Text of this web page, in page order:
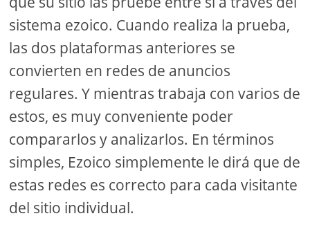
sistema ezoico. Cuando realiza la prueba,
las dos plataformas anteriores se
convierten en redes de anuncios
regulares. Y mientras trabaja con varios de
estos, es muy conveniente poder
compararlos y analizarlos. En términos
simples, Ezoico simplemente le dirá que de
estas redes es correcto para cada visitante
del sitio individual.